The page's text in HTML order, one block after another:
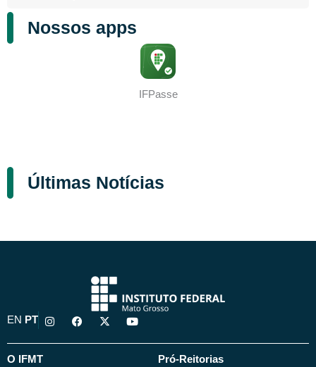
Nossos apps
IFPasse
Últimas Notícias
EN PT
I
n
t
F
a
e
X
-
w
Y
o
t
O IFMT Pró-Reitorias